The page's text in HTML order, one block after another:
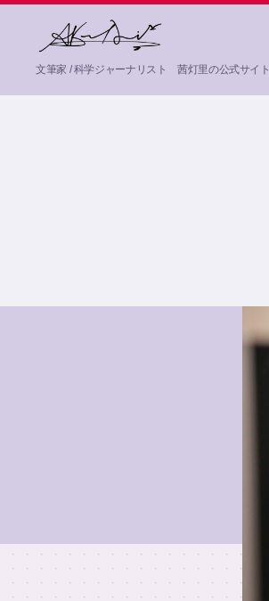
茜
文筆家 / 科学ジャーナリスト 茜灯里の公式サイト